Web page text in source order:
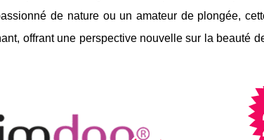
de nature ou un amateur de plongée,
offrant une perspective nouvelle sur la beauté